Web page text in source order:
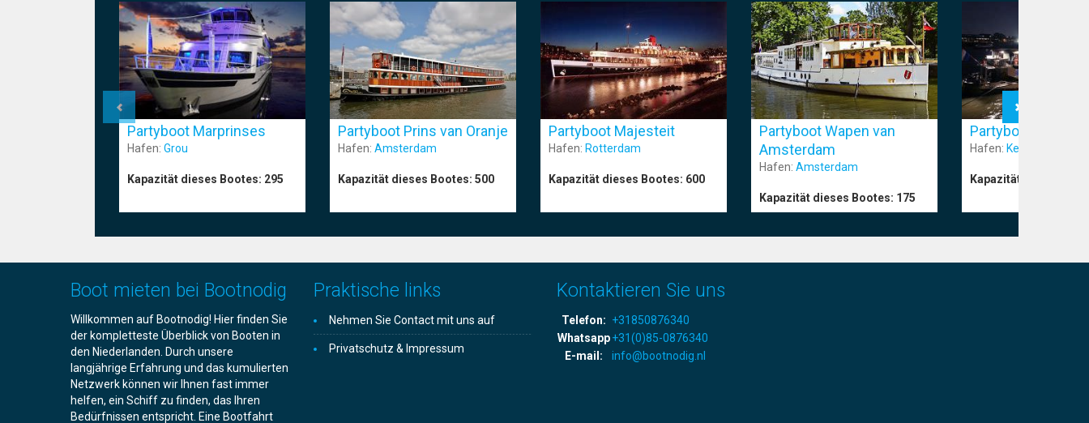
Partyboot Marprinses
Hafen: Grou
Kapazität dieses Bootes: 295
Partyboot Prins van Oranje
Hafen: Amsterdam
Kapazität dieses Bootes: 500
Partyboot Majesteit
Hafen: Rotterdam
Kapazität dieses Bootes: 600
Partyboot Wapen van
Amsterdam
Hafen: Amsterdam
Kapazität dieses Bootes: 175
Partyboot Pure-
Hafen: Keulen
Kapazität dieses
Boot mieten bei Bootnodig
Willkommen auf Bootnodig! Hier finden Sie
der kompletteste Überblick von Booten in
den Niederlanden. Durch unsere
langjährige Erfahrung und das kumulierten
Netzwerk können wir Ihnen fast immer
helfen, ein Schiff zu finden, das Ihren
Bedürfnissen entspricht. Eine Bootfahrt
Praktische links
Nehmen Sie Contact mit uns auf
Privatschutz & Impressum
Kontaktieren Sie uns
Telefon: +31850876340
Whatsapp+31(0)85-0876340
E-mail:
info@bootnodig.nl